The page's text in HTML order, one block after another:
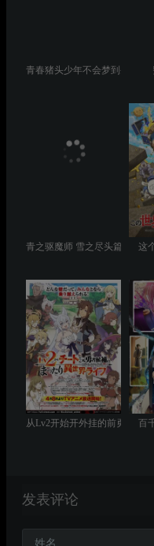
青春猪头少年不会梦到圣诞服
青之驱魔师 雪之尽头篇 这
从Lv2开始开外挂的前勇者候
百
发表评论
姓名